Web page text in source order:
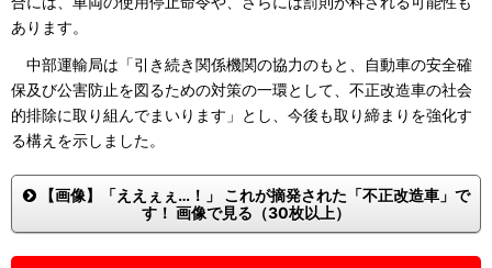
あります。
中部運輸局は「引き続き関係機関の協力のもと、自動車の安全確
保及び公害防止を図るための対策の一環として、不正改造車の社会
的排除に取り組んでまいります」とし、今後も取り締まりを強化す
る構えを示しました。
【画像】「ええぇぇ…！」 これが摘発された「不正改造車」で
す！ 画像で見る（30枚以上）